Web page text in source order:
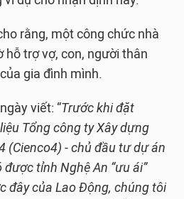
rằng, một công chức nhà
hỗ trợ vợ, con, người thân
gia đình mình.
viết: “Trước khi đặt
Tổng công ty Xây dựng
(Cienco4) - chủ đầu tư dự án
được tỉnh Nghệ An “ưu ái”
đây của Lao Động, chúng tôi